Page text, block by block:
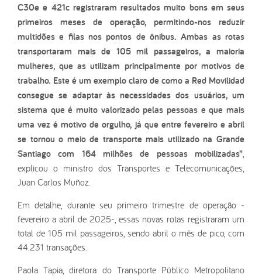
C30e e 421c registraram resultados muito bons em seus
primeiros meses de operação, permitindo-nos reduzir
multidões e filas nos pontos de ônibus. Ambas as rotas
transportaram mais de 105 mil passageiros, a maioria
mulheres, que as utilizam principalmente por motivos de
trabalho. Este é um exemplo claro de como a Red Movilidad
consegue se adaptar às necessidades dos usuários, um
sistema que é muito valorizado pelas pessoas e que mais
uma vez é motivo de orgulho, já que entre fevereiro e abril
se tornou o meio de transporte mais utilizado na Grande
Santiago com 164 milhões de pessoas mobilizadas”
explicou o ministro dos Transportes e Telecomunicações,
Juan Carlos Muñoz.
Em detalhe, durante seu primeiro trimestre de operação -
fevereiro a abril de 2025-, essas novas rotas registraram um
total de 105 mil passageiros, sendo abril o mês de pico, com
44.231 transações.
Paola Tapia, diretora do Transporte Público Metropolitano